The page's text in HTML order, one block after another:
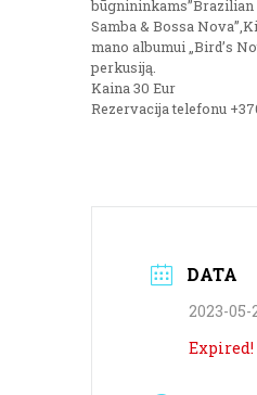
būgnininkams”Brazilian
Samba & Bossa
mano albumui „Bird’s
perkusiją.
Kaina 30 Eur
Rezervacija telefonu
DATA
2023-05-
Expired!